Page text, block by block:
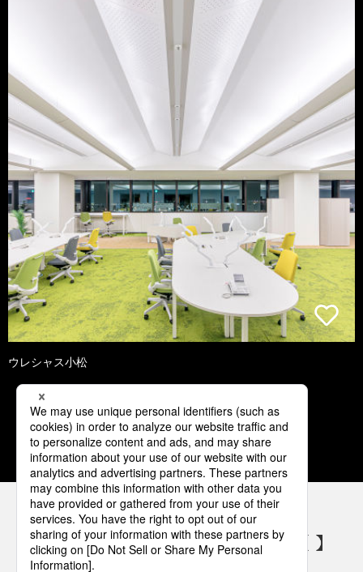
ウレシャス小松
1 2 3 4 5
パナソニックの電気設備 SNSアカウント